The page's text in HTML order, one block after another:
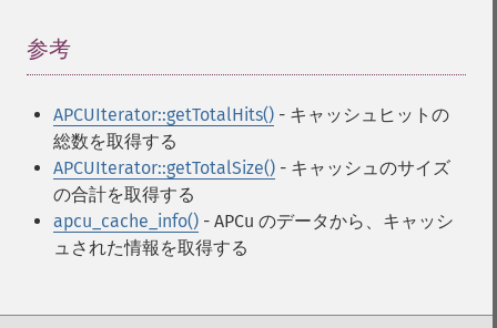
参考
APCUIterator::getTotalHits() - キャッシュヒットの
総数を取得する
APCUIterator::getTotalSize() - キャッシュのサイズ
の合計を取得する
apcu_cache_info() - APCu のデータから、キャッシ
ュされた情報を取得する